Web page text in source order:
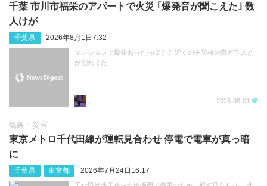
千葉 市川市福栄のアパートで火災 ｢爆発音が聞こえた｣ 数
人けが
千葉県 2026年8月1日7:32
マンションで爆発あったっぽくて 近くの中学校の窓ガラスと
か割れてた
2026-08-01
気象・災害
東京メトロ千代田線が運転見合わせ 停電で電車が真っ暗
に
千葉県 東京都 2026年7月24日16:17